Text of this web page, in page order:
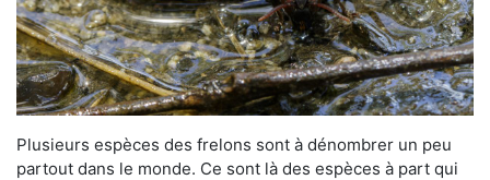
Plusieurs espèces des frelons sont à dénombrer un peu
partout dans le monde. Ce sont là des espèces à part qui